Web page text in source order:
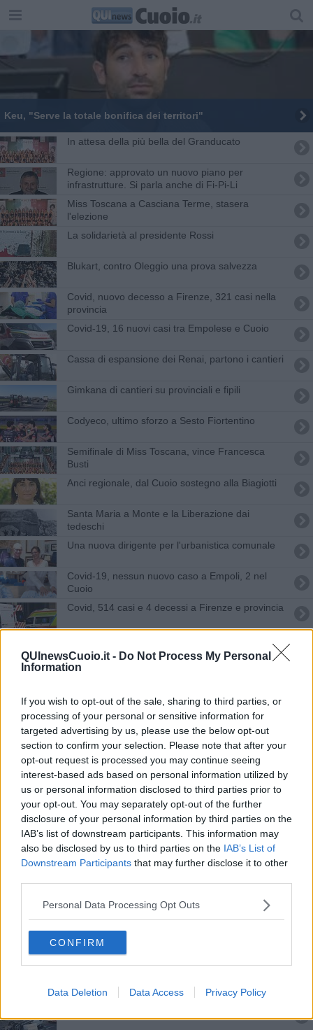
QUInewsCuoio.it - Do Not Process My Personal
Information
If you wish to opt-out of the sale, sharing to third parties, or
processing of your personal or sensitive information for
targeted advertising by us, please use the below opt-out
section to confirm your selection. Please note that after your
opt-out request is processed you may continue seeing
interest-based ads based on personal information utilized by
us or personal information disclosed to third parties prior to
your opt-out. You may separately opt-out of the further
disclosure of your personal information by third parties on the
IAB’s list of downstream participants. This information may
also be disclosed by us to third parties on the IAB’s List of
Downstream Participants that may further disclose it to other
Personal Data Processing Opt Outs
CONFIRM
Data Deletion Data Access Privacy Policy
Keu, "Serve la totale bonifica dei territori"
In attesa della più bella del Granducato
Regione: approvato un nuovo piano per
infrastrutture. Si parla anche di Fi-Pi-Li
Miss Toscana a Casciana Terme, stasera
l'elezione
La solidarietà al presidente Rossi
Blukart, contro Oleggio una prova salvezza
Covid, nuovo decesso a Firenze, 321 casi nella
provincia
Covid-19, 16 nuovi casi tra Empolese e Cuoio
Cassa di espansione dei Renai, partono i cantieri
Gimkana di cantieri su provinciali e fipili
Codyeco, ultimo sforzo a Sesto Fiortentino
Semifinale di Miss Toscana, vince Francesca
Busti
Anci regionale, dal Cuoio sostegno alla Biagiotti
Santa Maria a Monte e la Liberazione dai
tedeschi
Una nuova dirigente per l'urbanistica comunale
Covid-19, nessun nuovo caso a Empoli, 2 nel
Cuoio
Covid, 514 casi e 4 decessi a Firenze e provincia
le piscine
Volley, torna il campionato per la Codyeco
Martini, l'ultimo addio al padre del ciclismo
La banda della spaccata che terrorizza la
Toscana
Le pisane in gara per diventare Miss Mondo
Anci Toscana riparte da Sara Biagiotti
Martini e quel traguardo a Peccioli
Allerta meteo, scuole chiuse nel fiorentino
Francesca Bandini è la miss Toscana 2015
Boschi e D'Angelis chiudono la Festa Unità